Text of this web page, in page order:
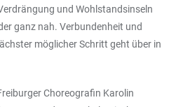
und Wohlstandsinseln
ganz nah. Verbundenheit und
möglicher Schritt geht über in
Choreografin Karolin